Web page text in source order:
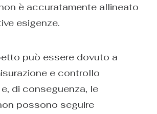
è accuratamente allineato
esigenze.
può essere dovuto a
e controllo
di conseguenza, le
possono seguire